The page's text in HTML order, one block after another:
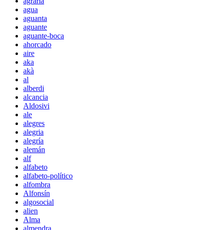
agua
aguanta
aguante
aguante-boca
ahorcado
aire
aka
akà
al
alberdi
alcancia
Aldosivi
ale
alegres
alegria
alegría
alemán
alf
alfabeto
alfabeto-político
alfombra
Alfonsín
algosocial
alien
Alma